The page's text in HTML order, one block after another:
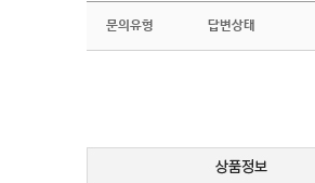
문의유형 답변상태